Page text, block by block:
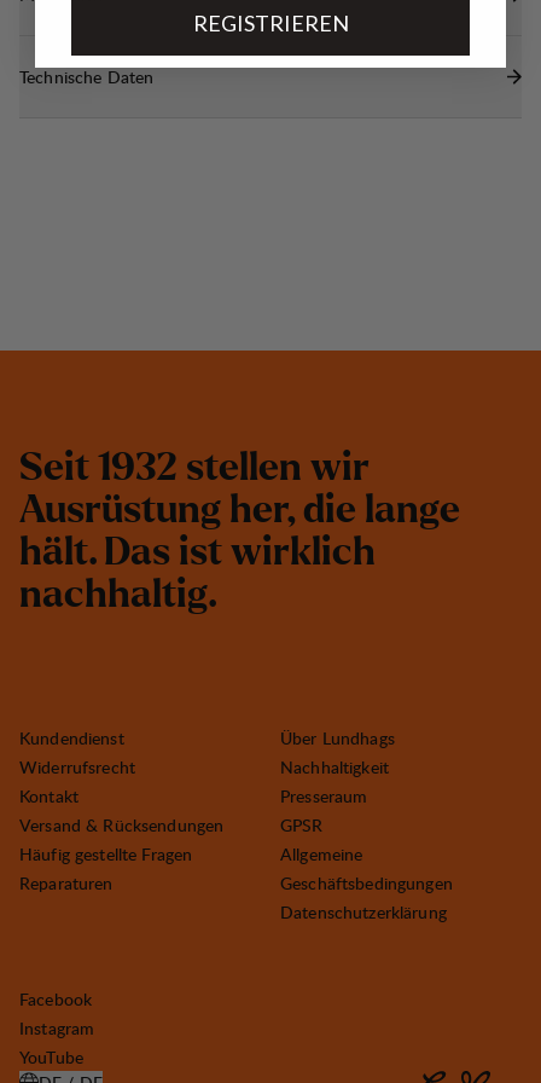
Technische Daten
Seit 1932 stellen wir
Ausrüstung her, die lange
hält. Das ist wirklich
nachhaltig.
Kundendienst
Widerrufsrecht
Kontakt
Versand & Rücksendungen
Häufig gestellte Fragen
Reparaturen
Über Lundhags
Nachhaltigkeit
Presseraum
GPSR
Allgemeine
Geschäftsbedingungen
Datenschutzerklärung
Facebook
Instagram
YouTube
REGISTRIEREN